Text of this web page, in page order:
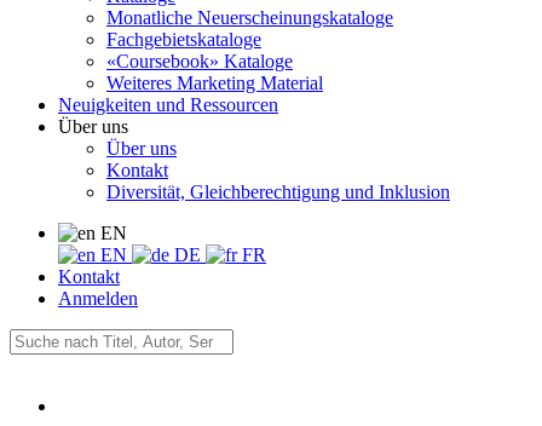
Monatliche Neuerscheinungskataloge
Fachgebietskataloge
«Coursebook» Kataloge
Weiteres Marketing Material
Neuigkeiten und Ressourcen
Über uns
Über uns
Kontakt
Diversität, Gleichberechtigung und Inklusion
EN
EN
DE
FR
Kontakt
Anmelden